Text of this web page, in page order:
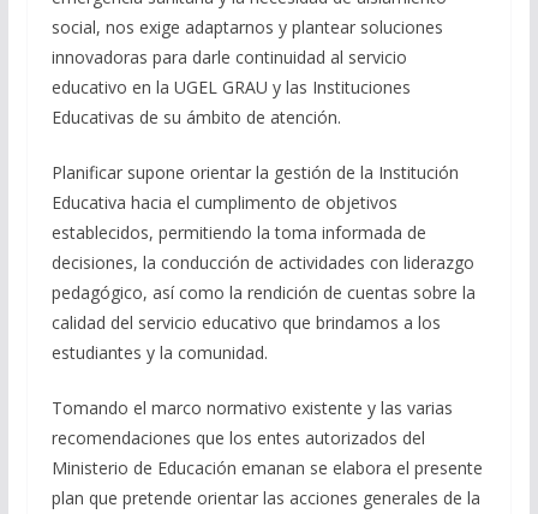
social, nos exige adaptarnos y plantear soluciones
innovadoras para darle continuidad al servicio
educativo en la UGEL GRAU y las Instituciones
Educativas de su ámbito de atención.
Planificar supone orientar la gestión de la Institución
Educativa hacia el cumplimento de objetivos
establecidos, permitiendo la toma informada de
decisiones, la conducción de actividades con liderazgo
pedagógico, así como la rendición de cuentas sobre la
calidad del servicio educativo que brindamos a los
estudiantes y la comunidad.
Tomando el marco normativo existente y las varias
recomendaciones que los entes autorizados del
Ministerio de Educación emanan se elabora el presente
plan que pretende orientar las acciones generales de la